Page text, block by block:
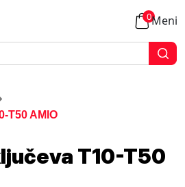
0Meni
T50 AMIO
T10-T50